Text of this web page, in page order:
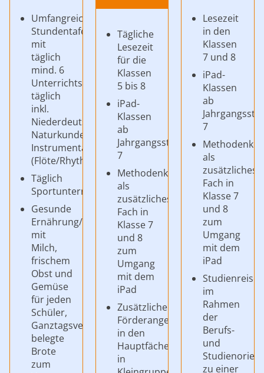
Umfangreiche
Stundentafel
mit
täglich
mind. 6
Unterrichtsstunden
täglich
inkl.
Niederdeutsch,
Naturkunde,
Instrumentalunterricht
(Flöte/Rhythmik)
Täglich
Sportunterricht
Gesunde
Ernährung/Frühstück
mit
Milch,
frischem
Obst und
Gemüse
für jeden
Schüler,
Ganztagsverpflegung,
belegte
Brote
zum
Tägliche
Lesezeit
für die
Klassen
5 bis 8
iPad-
Klassen
ab
Jahrgangsstufe
7
Methodenkompetenz
als
zusätzliches
Fach in
Klasse 7
und 8
zum
Umgang
mit dem
iPad
Zusätzliche
Förderangebote
in den
Hauptfächern
in
Lesezeit
in den
Klassen
7 und 8
iPad-
Klassen
ab
7
als
zusätzliches
Fach in
Klasse 7
und 8
zum
Umgang
mit dem
iPad
Studienreise
im
Rahmen
der
Berufs-
und
zu einer